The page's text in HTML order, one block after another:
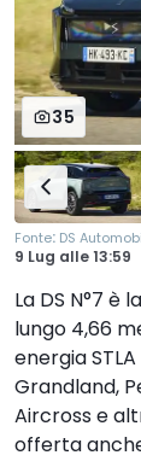
35
Fonte: DS
9 Lug alle13:59
La DS N°7 è
lungo 4,66
energia
Grandland,
Aircross e
offerta